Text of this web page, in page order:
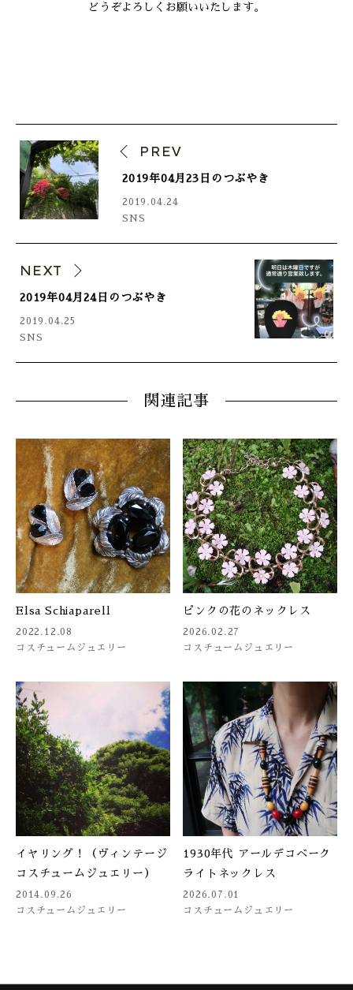
どうぞよろしくお願いいたします。
PREV
2019年04月23日のつぶやき
2019.04.24
SNS
NEXT
2019年04月24日のつぶやき
2019.04.25
SNS
関連記事
Elsa Schiaparell
2022.12.08
コスチュームジュエリー
ピンクの花のネックレス
2026.02.27
コスチュームジュエリー
イヤリング！（ヴィンテージ
コスチュームジュエリー）
2014.09.26
コスチュームジュエリー
1930年代 アールデコベーク
ライトネックレス
2026.07.01
コスチュームジュエリー